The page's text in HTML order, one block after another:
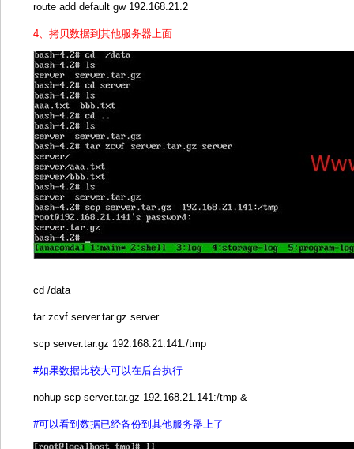
route add default gw 192.168.21.2
4、拷贝数据到其他服务器上面
cd /data
tar zcvf server.tar.gz server
scp server.tar.gz 192.168.21.141:/tmp
#如果数据比较大可以在后台执行
nohup scp server.tar.gz 192.168.21.141:/tmp &
#可以看到数据已经备份到其他服务器上了